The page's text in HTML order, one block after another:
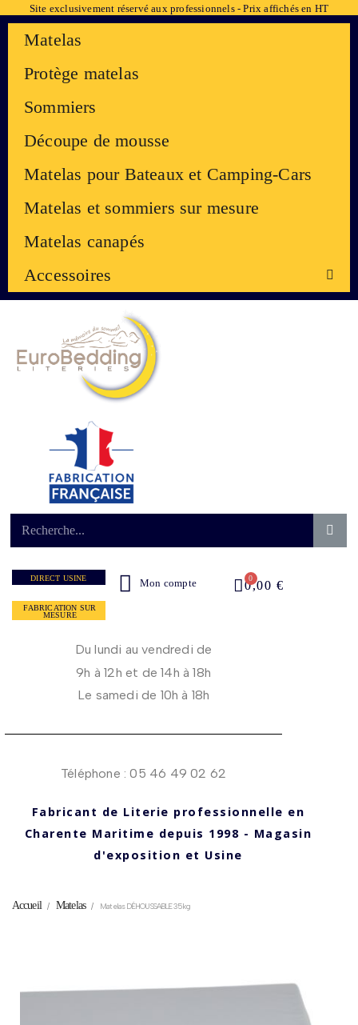
Site exclusivement réservé aux professionnels - Prix affichés en HT
Matelas
Protège matelas
Sommiers
Découpe de mousse
Matelas pour Bateaux et Camping-Cars
Matelas et sommiers sur mesure
Matelas canapés
Accessoires
DIRECT USINE
FABRICATION SUR
MESURE
Mon compte 0,00 €
Du lundi au vendredi de
9h à 12h et de 14h à 18h
Le samedi de 10h à 18h
Téléphone : 05 46 49 02 62
Fabricant de Literie professionnelle en
Charente Maritime depuis 1998 - Magasin
d'exposition et Usine
Accueil Matelas Matelas DÉHOUSSABLE 35kg